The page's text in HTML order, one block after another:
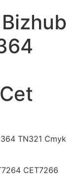
TN321 Cmyk
CET7266